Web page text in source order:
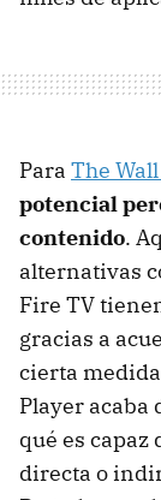
Para The
potencial
contenido.
alternativas
Fire TV
gracias a
cierta
Player acaba
qué es capaz
directa o